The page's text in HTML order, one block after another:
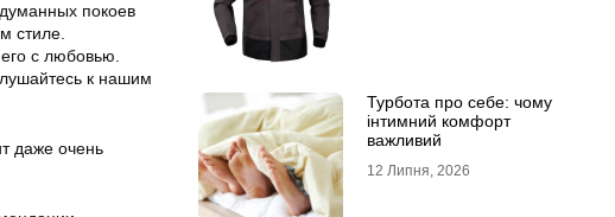
покоев
стиле.
с любовью.
к нашим
даже очень
Турбота про себе: чому
інтимний комфорт
важливий
12 Липня, 2026